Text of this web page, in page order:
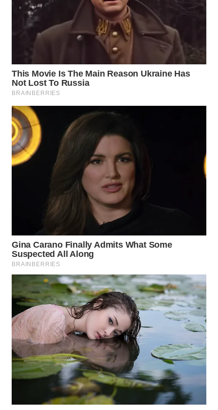
WAHANANEWS
WAHANANEWS
NET
WAHANA
SPORT
WAHANA
UMKM
PERSONA
WAHANA
OTOMOTIF
WAHANA
HEALTH
WAHANA
DESA
WISATA
LAPAK